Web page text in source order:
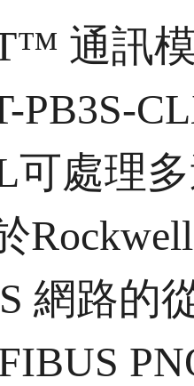
通訊
PB3S-
可處理
網路的